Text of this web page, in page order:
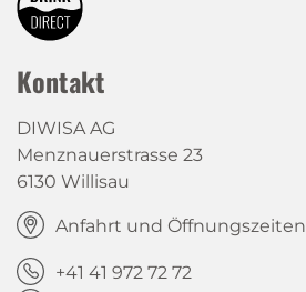
Kontakt
DIWISA AG
Menznauerstrasse 23
6130 Willisau
Anfahrt und Öffnungszeiten
+41 41 972 72 72